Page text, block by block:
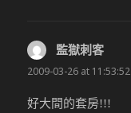
監獄刺客
2009-03-26 at 11:53:52
好大間的套房!!!